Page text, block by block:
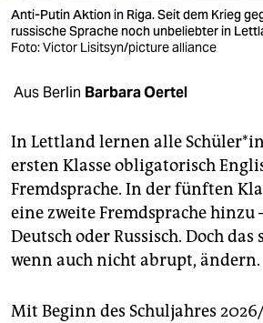
verlag
veranstaltungen
unterstützen
abo
genossenschaft
epaper login
Anti-Putin Aktion in Riga. Seit dem Krieg
russische Sprache noch unbeliebter in
Foto: Victor Lisitsyn/picture alliance
Aus Berlin Barbara Oertel
In Lettland lernen alle
ersten Klasse obligatorisch
Fremdsprache. In der fünften
eine zweite Fremdsprache hinzu
Deutsch oder Russisch. Doch das
wenn auch nicht abrupt, ändern.
Mit Beginn des Schuljahres